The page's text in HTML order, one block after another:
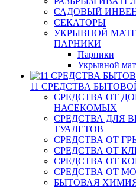
САДОВЫЙ
СЕКАТОРЫ
УКРЫВНОЙ
ПАРНИКИ
Парники
Укрывной
11 СРЕДСТВА
СРЕДСТВА ОТ
НАСЕКОМЫХ
СРЕДСТВА ДЛЯ
ТУАЛЕТОВ
СРЕДСТВА ОТ
СРЕДСТВА ОТ
СРЕДСТВА ОТ
СРЕДСТВА ОТ
БЫТОВАЯ